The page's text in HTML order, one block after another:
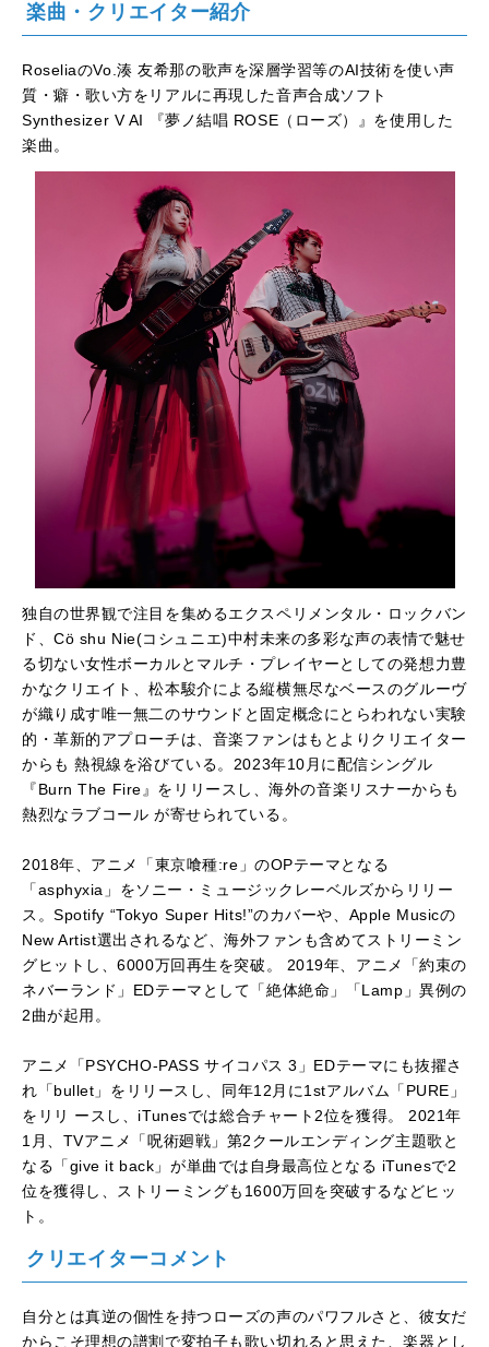
楽曲・クリエイター紹介
RoseliaのVo.湊 友希那の歌声を深層学習等のAI技術を使い声
質・癖・歌い方をリアルに再現した音声合成ソフト
Synthesizer V AI 『夢ノ結唱 ROSE（ローズ）』を使用した
楽曲。
独自の世界観で注目を集めるエクスペリメンタル・ロックバン
ド、Cö shu Nie(コシュニエ)中村未来の多彩な声の表情で魅せ
る切ない女性ボーカルとマルチ・プレイヤーとしての発想力豊
かなクリエイト、松本駿介による縦横無尽なベースのグルーヴ
が織り成す唯一無二のサウンドと固定概念にとらわれない実験
的・革新的アプローチは、音楽ファンはもとよりクリエイター
からも 熱視線を浴びている。2023年10月に配信シングル
『Burn The Fire』をリリースし、海外の音楽リスナーからも
熱烈なラブコール が寄せられている。
2018年、アニメ「東京喰種:re」のOPテーマとなる
「asphyxia」をソニー・ミュージックレーベルズからリリー
ス。Spotify “Tokyo Super Hits!”のカバーや、Apple Musicの
New Artist選出されるなど、海外ファンも含めてストリーミン
グヒットし、6000万回再生を突破。 2019年、アニメ「約束の
ネバーランド」EDテーマとして「絶体絶命」「Lamp」異例の
2曲が起用。
アニメ「PSYCHO-PASS サイコパス 3」EDテーマにも抜擢さ
れ「bullet」をリリースし、同年12月に1stアルバム「PURE」
をリリ ースし、iTunesでは総合チャート2位を獲得。 2021年
1月、TVアニメ「呪術廻戦」第2クールエンディング主題歌と
なる「give it back」が単曲では自身最高位となる iTunesで2
位を獲得し、ストリーミングも1600万回を突破するなどヒッ
ト。
クリエイターコメント
自分とは真逆の個性を持つローズの声のパワフルさと、彼女だ
からこそ理想の譜割で変拍子も歌い切れると思えた、楽器とし